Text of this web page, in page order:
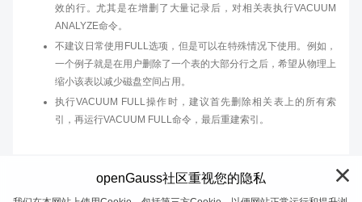
效的行。尤其是在增删了大量记录后，对相关表执行VACUUM
ANALYZE命令。
不建议日常使用FULL选项，但是可以在特殊情况下使用。例如，
一个例子就是在用户删除了一个表的大部分行之后，希望从物理上
缩小该表以减少磁盘空间占用。
执行VACUUM FULL操作时，建议首先删除相关表上的所有索
引，再运行VACUUM FULL命令，最后重建索引。
openGauss社区重视您的隐私